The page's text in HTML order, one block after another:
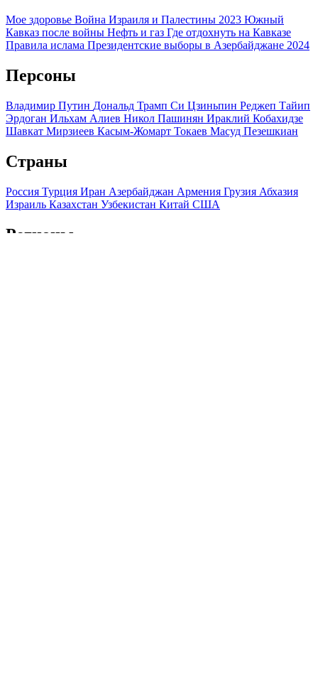
Мое здоровье Война Израиля и Палестины 2023 Южный
Кавказ после войны Нефть и газ Где отдохнуть на Кавказе
Правила ислама Президентские выборы в Азербайджане 2024
Персоны
Владимир Путин Дональд Трамп Си Цзиньпин Реджеп Тайип
Эрдоган Ильхам Алиев Никол Пашинян Ираклий Кобахидзе
Шавкат Мирзиеев Касым-Жомарт Токаев Масуд Пезешкиан
Страны
Россия Турция Иран Азербайджан Армения Грузия Абхазия
Израиль Казахстан Узбекистан Китай США
Регионы